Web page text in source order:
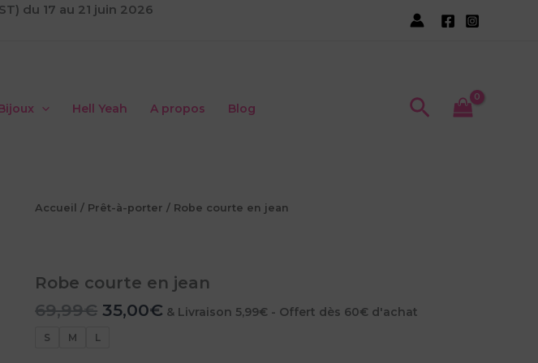
du 17 au 21 juin 2026
Hell Yeah A propos Blog
Accueil / Prêt-à-porter / Robe courte en jean
Robe courte en jean
69,99€ Le
35,00€ Le
& Livraison 5,99€ - Offert dès 60€ d'achat
S M L